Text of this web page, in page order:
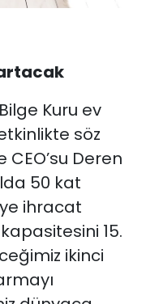
Kuru ev
söz
CEO’su Deren
50 kat
ihracat
15.
ikinci